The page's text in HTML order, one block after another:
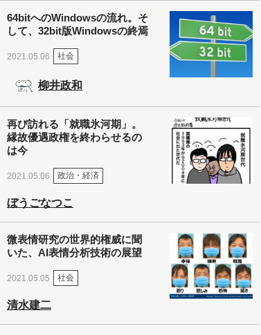
64bitへのWindowsの流れ。そ
して、32bit版Windowsの終焉
2021.05.06 社会
柳井政和
再び訪れる「就職氷河期」。
縁故優遇政権を終わらせるの
は今
2021.05.06 政治・経済
ぼうごなつこ
微表情研究の世界的権威に聞
いた、AI表情分析技術の展望
2021.05.05 社会
清水建二